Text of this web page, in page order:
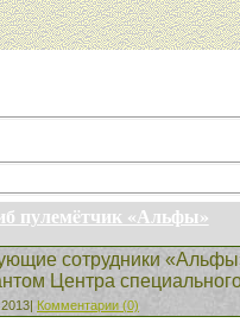
пулемëтчик «Альфы»
сотрудники
Центра
| Комментарии (0)